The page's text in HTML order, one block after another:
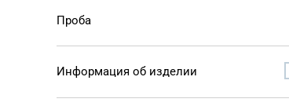
Проба
Информация об изделии